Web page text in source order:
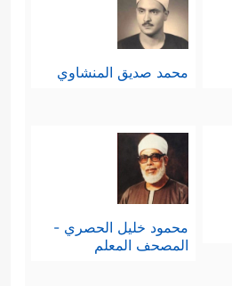
محمد صديق المنشاوي
محمود خليل الحصري -
المصحف المعلم